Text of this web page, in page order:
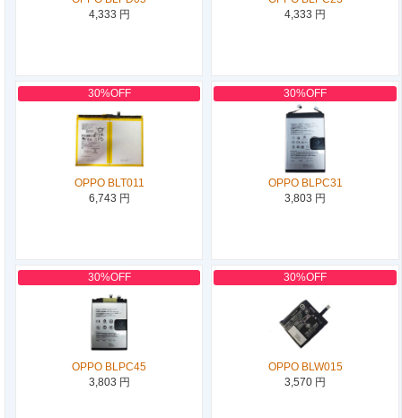
4,333 円
4,333 円
30%OFF
OPPO BLT011
6,743 円
30%OFF
OPPO BLPC31
3,803 円
30%OFF
OPPO BLPC45
3,803 円
30%OFF
OPPO BLW015
3,570 円